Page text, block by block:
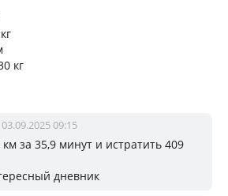
кг
03.09.2025 09:15
за 35,9 минут и истратить 409
дневник